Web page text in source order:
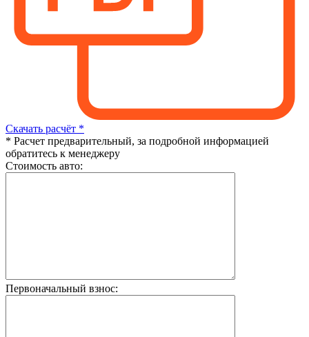
Скачать расчёт *
* Расчет предварительный, за подробной информацией
обратитесь к менеджеру
Стоимость авто:
Первоначальный взнос: